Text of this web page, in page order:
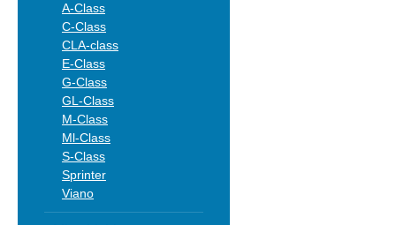
A-Class
C-Class
CLA-class
E-Class
G-Class
GL-Class
M-Class
Ml-Class
S-Class
Sprinter
Viano